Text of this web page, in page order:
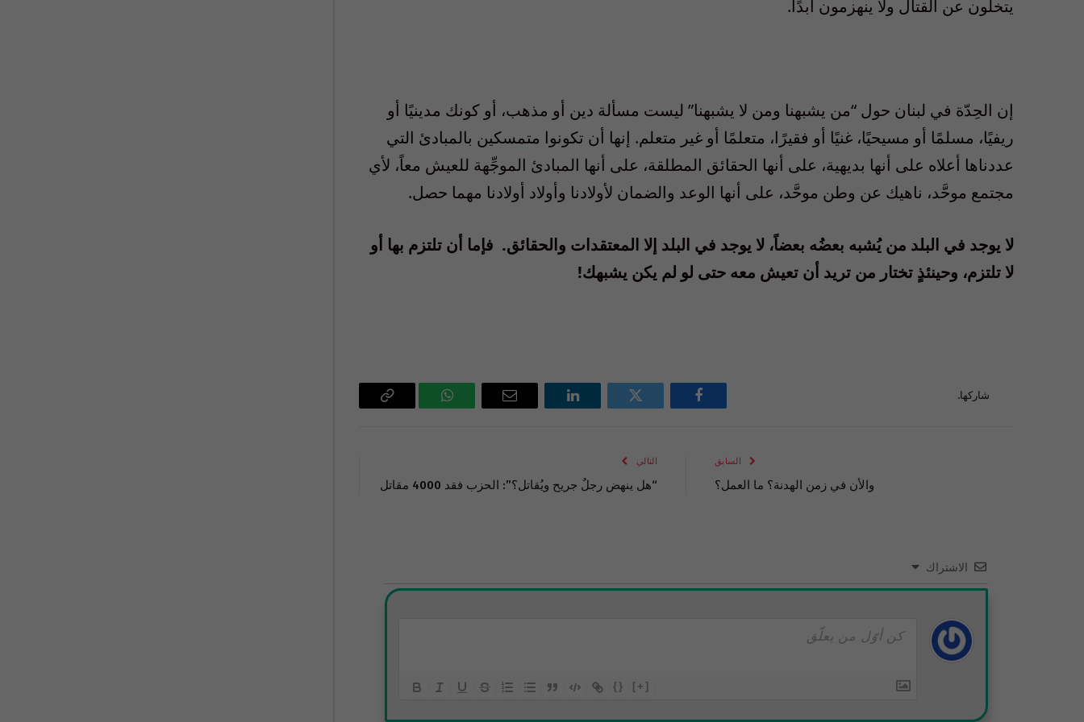
يتخلون عن القتال ولا ينهزمون أبدًا.
إن الحِدّة في لبنان حول “من يشبهنا ومن لا يشبهنا” ليست مسألة دين أو مذهب، أو كونك مدينيًا أو
ريفيًا، مسلمًا أو مسيحيًا، غنيًا أو فقيرًا، متعلمًا أو غير متعلم. إنها أن تكونوا متمسكين بالمبادئ التي
عددناها أعلاه على أنها بديهية، على أنها الحقائق المطلقة، على أنها المبادئ الموجِّهة للعيش معاً، لأي
مجتمع موحَّد، ناهيك عن وطن موحَّد، على أنها الوعد والضمان لأولادنا وأولاد أولادنا مهما حصل.
لا يوجد في البلد من يُشبه بعضُه بعضاً، لا يوجد في البلد إلا المعتقدات والحقائق. فإما أن تلتزم بها أو
لا تلتزم، وحينئذٍ تختار من تريد أن تعيش معه حتى لو لم يكن يشبهك!
شاركها.
فيسبوك تويتر لينكدإن
البريد
واتساب
Copy
السابق
والأن في زمن الهدنة؟ ما العمل؟
التالي
“هل ينهض رجلٌ جريح ويُقاتل؟”: الحزب فقد 4000 مقاتل
الاشتراك
{} [+]